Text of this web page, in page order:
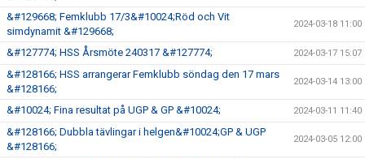
&#129668; Femklubb 17/3&#10024;Röd och Vit
simdynamit &#129668;
2024-03-18 11:00
&#127774; HSS Årsmöte 240317 &#127774; 2024-03-17 15:07
&#128166; HSS arrangerar Femklubb söndag den 17 mars
&#128166;
2024-03-14 13:00
&#10024; Fina resultat på UGP & GP &#10024; 2024-03-11 11:40
&#128166; Dubbla tävlingar i helgen&#10024;GP & UGP
&#128166;
2024-03-05 12:00